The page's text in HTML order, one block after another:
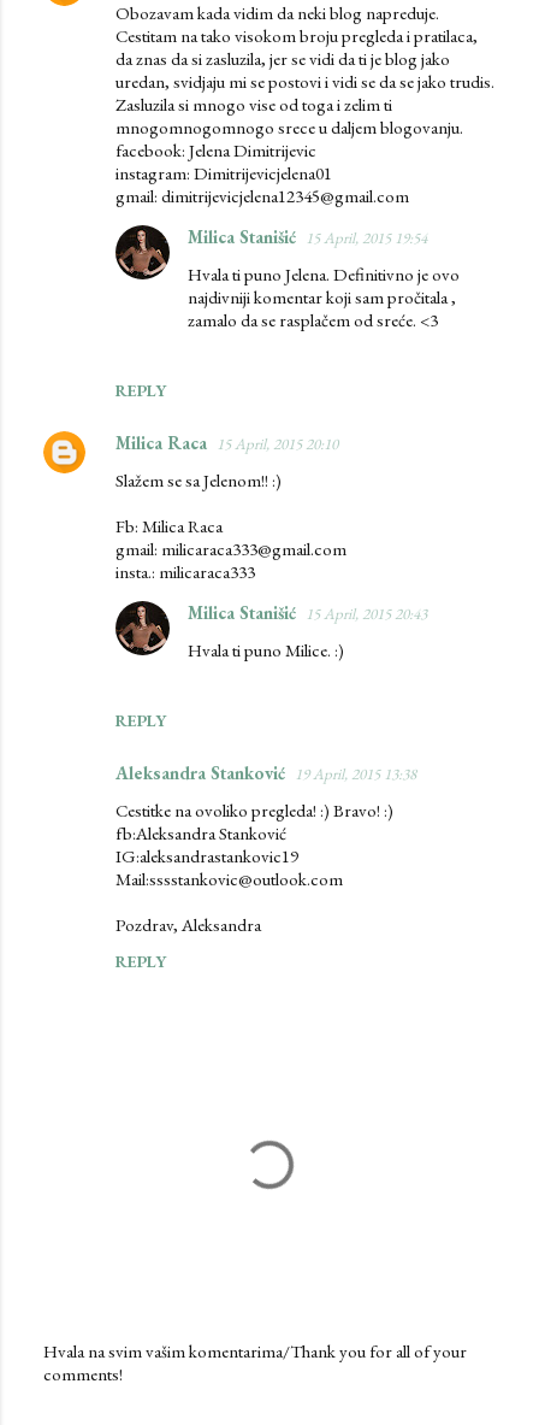
Obozavam kada vidim da neki blog napreduje.
Cestitam na tako visokom broju pregleda i pratilaca,
da znas da si zasluzila, jer se vidi da ti je blog jako
uredan, svidjaju mi se postovi i vidi se da se jako trudis.
Zasluzila si mnogo vise od toga i zelim ti
mnogomnogomnogo srece u daljem blogovanju.
facebook: Jelena Dimitrijevic
instagram: Dimitrijevicjelena01
gmail: dimitrijevicjelena12345@gmail.com
REPLY
Milica Stanišić 15 April, 2015 19:54
Hvala ti puno Jelena. Definitivno je ovo
najdivniji komentar koji sam pročitala ,
zamalo da se rasplačem od sreće. <3
Milica Raca 15 April, 2015 20:10
Slažem se sa Jelenom!! :)
Fb: Milica Raca
gmail: milicaraca333@gmail.com
insta.: milicaraca333
REPLY
Milica Stanišić 15 April, 2015 20:43
Hvala ti puno Milice. :)
Aleksandra Stanković 19 April, 2015 13:38
Cestitke na ovoliko pregleda! :) Bravo! :)
fb:Aleksandra Stanković
IG:aleksandrastankovic19
Mail:sssstankovic@outlook.com
Pozdrav, Aleksandra
REPLY
P
Hvala na svim vašim komentarima/Thank you for all of your
comments!